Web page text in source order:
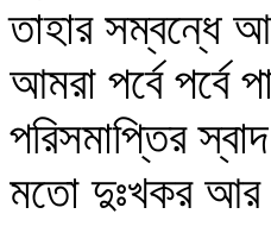
তাহার সম্বন্ধে
আমরা পর্বে পর্বে
পরিসমাপ্তির
মতো দুঃখকর আর